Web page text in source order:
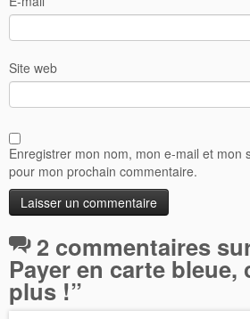
Site web
Enregistrer mon nom, mon e-mail et mon
pour mon prochain commentaire.
2 commentaires
Payer en carte bleue,
plus !”